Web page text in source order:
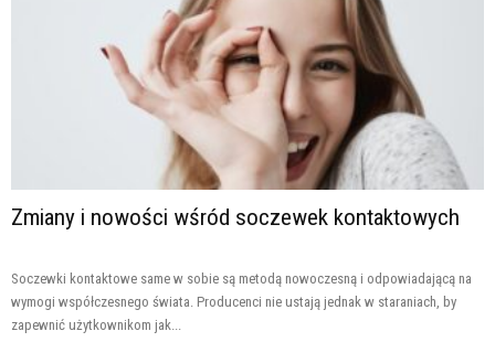
Zmiany i nowości wśród soczewek kontaktowych
Soczewki kontaktowe same w sobie są metodą nowoczesną i odpowiadającą na
wymogi współczesnego świata. Producenci nie ustają jednak w staraniach, by
zapewnić użytkownikom jak...